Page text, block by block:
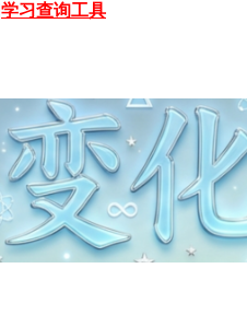
学习查询工具